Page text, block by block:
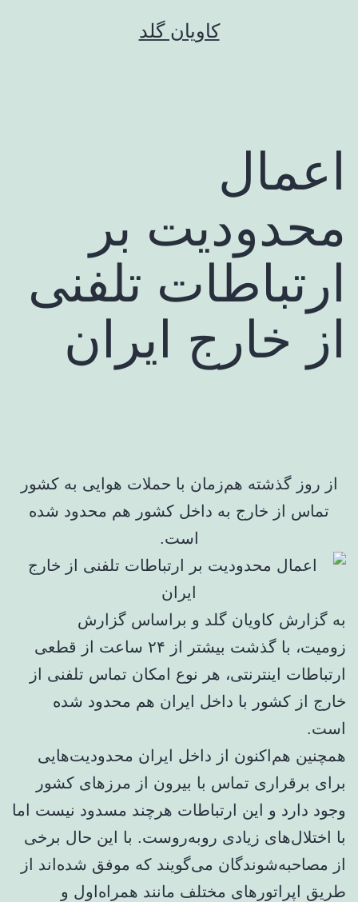
کاویان گلد
اعمال
محدودیت بر
ارتباطات تلفنی
از خارج ایران
از روز گذشته هم‌زمان با حملات هوایی به کشور
تماس از خارج به داخل کشور هم محدود شده
است.
به گزارش کاویان گلد و براساس گزارش
زومیت، با گذشت بیشتر از ۲۴ ساعت از قطعی
ارتباطات اینترنتی، هر نوع امکان تماس تلفنی از
خارج از کشور با داخل ایران هم محدود شده
است.
همچنین هم‌اکنون از داخل ایران محدودیت‌هایی
برای برقراری تماس با بیرون از مرزهای کشور
وجود دارد و این ارتباطات هرچند مسدود نیست اما
با اختلال‌های زیادی روبه‌روست. با این حال برخی
از مصاحبه‌شوندگان می‌گویند که موفق شده‌اند از
طریق اپراتورهای مختلف مانند همراه‌اول و